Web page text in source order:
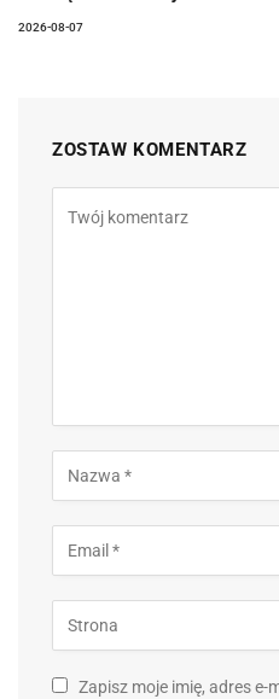
2026-08-07
ZOSTAW KOMENTARZ
Zapisz moje imię, adres e-